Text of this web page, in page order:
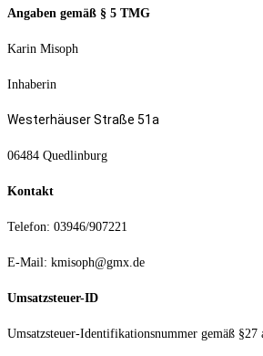
Angaben gemäß § 5 TMG
Karin Misoph
Inhaberin
Westerhäuser Straße 51a
06484 Quedlinburg
Kontakt
Telefon: 03946/907221
E-Mail: kmisoph@gmx.de
Umsatzsteuer-ID
Umsatzsteuer-Identifikationsnummer gemäß §27